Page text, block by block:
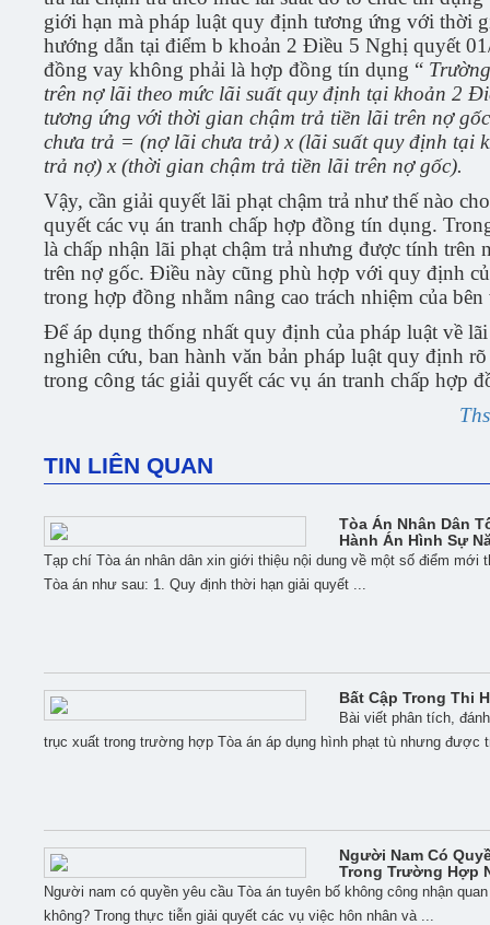
giới hạn mà pháp luật quy định tương ứng với thời
hướng dẫn tại điểm b khoản 2 Điều 5 Nghị quyết
đồng vay không phải là hợp đồng tín dụng “
trên nợ lãi theo mức lãi suất quy định tại khoản 2
tương ứng với thời gian chậm trả tiền lãi trên nợ
chưa trả = (nợ lãi chưa trả) x (lãi suất quy định tại
trả nợ) x (thời gian chậm trả tiền lãi trên nợ gốc).
Vậy, cần giải quyết lãi phạt chậm trả như thế nào
quyết các vụ án tranh chấp hợp đồng tín dụng.
là chấp nhận lãi phạt chậm trả nhưng được tính
trên nợ gốc. Điều này cũng phù hợp với quy định
trong hợp đồng nhằm nâng cao trách nhiệm của
Để áp dụng thống nhất quy định của pháp luật về
nghiên cứu, ban hành văn bản pháp luật quy định
trong công tác giải quyết các vụ án tranh chấp hợp
TIN LIÊN QUAN
Tòa Án Nhân Dân
Hành Án Hình Sự
Tạp chí Tòa án nhân dân xin giới thiệu nội dung về một số điểm mới
Tòa án như sau: 1. Quy định thời hạn giải quyết ...
Bất Cập Trong Thi
Bài viết phân tích,
trục xuất trong trường hợp Tòa án áp dụng hình phạt tù nhưng được
Người Nam Có
Trong Trường Hợp
Người nam có quyền yêu cầu Tòa án tuyên bố không công nhận
không? Trong thực tiễn giải quyết các vụ việc hôn nhân và ...